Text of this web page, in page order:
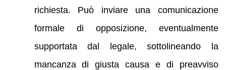
richiesta. Può inviare una comunicazione
formale di opposizione, eventualmente
supportata dal legale, sottolineando la
mancanza di giusta causa e di preavviso